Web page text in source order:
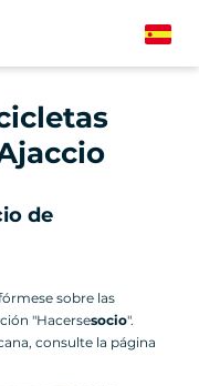
Spanish
de
sobre las
"Hacersesocio".
consulte la página